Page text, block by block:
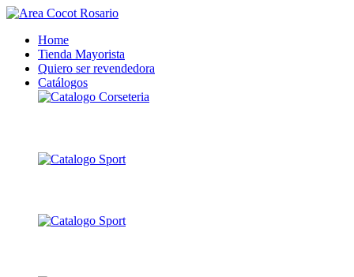
Home
Tienda Mayorista
Quiero ser revendedora
Catálogos